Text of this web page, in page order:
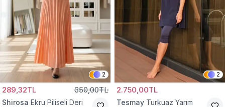
2
289,32TL 350,00TL
Shirosa Ekru Piliseli Deri
2
2.750,00TL
Tesmay Turkuaz Yarım